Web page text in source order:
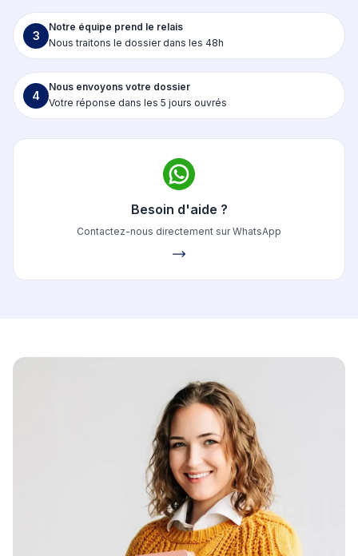
3
Notre équipe prend le relais
Nous traitons le dossier dans les 48h
4
Nous envoyons votre dossier
Votre réponse dans les 5 jours ouvrés
Besoin d'aide ?
Contactez-nous directement sur WhatsApp